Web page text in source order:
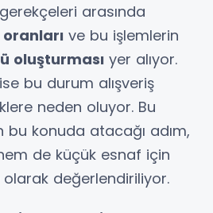
arasında
ve bu işlemlerin
oluşturması yer alıyor.
bu durum alışveriş
neden oluyor. Bu
bu konuda atacağı adım,
de küçük esnaf için
değerlendiriliyor.